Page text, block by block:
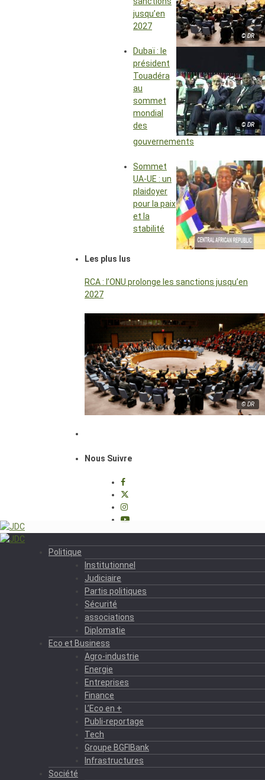
© DR
jusqu’en
2027
© DR
Dubaï : le
président
Touadéra
au
sommet
mondial
des
gouvernements
Sommet
UA-UE : un
plaidoyer
pour la paix
et la
stabilité
Les plus lus
RCA : l’ONU prolonge les sanctions jusqu’en
2027
© DR
Nous Suivre
Politique
Institutionnel
Judiciaire
Partis politiques
Sécurité
associations
Diplomatie
Eco et Business
Agro-industrie
Energie
Entreprises
Finance
L’Eco en +
Publi-reportage
Tech
Groupe BGFIBank
Infrastructures
Société